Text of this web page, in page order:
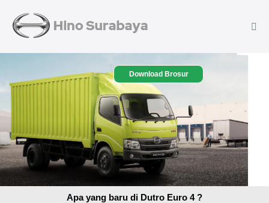
Download Brosur
Apa yang baru di Dutro Euro 4 ?